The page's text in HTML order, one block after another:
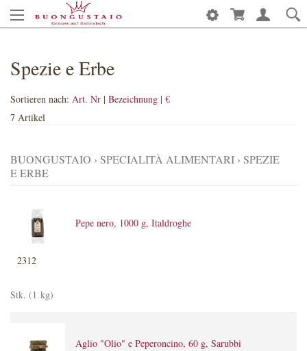
Spezie e Erbe
Sortieren nach: Art. Nr | Bezeichnung | €
7 Artikel
BUONGUSTAIO › SPECIALITÀ ALIMENTARI › SPEZIE
E ERBE
Pepe nero, 1000 g, Italdroghe
2312
Stk. (1 kg)
Aglio "Olio" e Peperoncino, 60 g, Sarubbi